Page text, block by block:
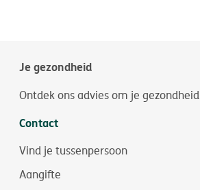
Je gezondheid
Ontdek ons advies om je
Contact
Vind je tussenpersoon
Aangifte